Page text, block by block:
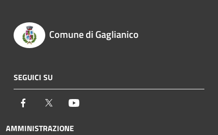
Comune di Gaglianico
SEGUICI SU
Facebook Twitter
AMMINISTRAZIONE